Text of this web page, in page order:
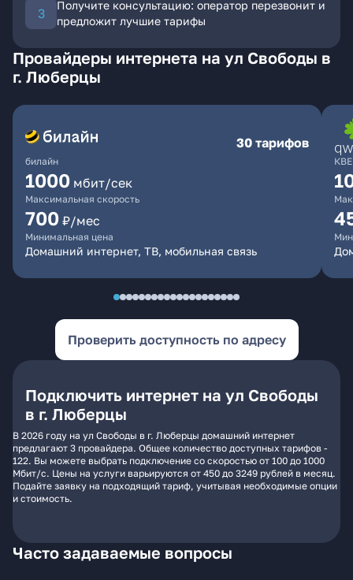
Получите консультацию: оператор перезвонит и
предложит лучшие тарифы
Провайдеры интернета на ул Свободы в
г. Люберцы
билайн
30 тарифов
1000 мбит/сек
Максимальная скорость
700 ₽/мес
Минимальная цена
Домашний интернет, ТВ, мобильная связь
Проверить доступность по адресу
Подключить интернет на ул Свободы
в г. Люберцы
В 2026 году на ул Свободы в г. Люберцы домашний интернет
предлагают 3 провайдера. Общее количество доступных тарифов -
122. Вы можете выбрать подключение со скоростью от 100 до 1000
Мбит/с. Цены на услуги варьируются от 450 до 3249 рублей в месяц.
Подайте заявку на подходящий тариф, учитывая необходимые опции
и стоимость.
Часто задаваемые вопросы